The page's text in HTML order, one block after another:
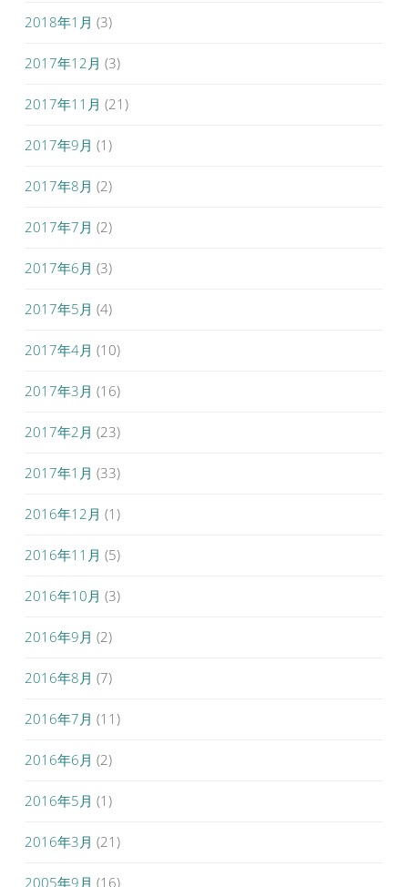
2018年1月 (3)
2017年12月 (3)
2017年11月 (21)
2017年9月 (1)
2017年8月 (2)
2017年7月 (2)
2017年6月 (3)
2017年5月 (4)
2017年4月 (10)
2017年3月 (16)
2017年2月 (23)
2017年1月 (33)
2016年12月 (1)
2016年11月 (5)
2016年10月 (3)
2016年9月 (2)
2016年8月 (7)
2016年7月 (11)
2016年6月 (2)
2016年5月 (1)
2016年3月 (21)
2005年9月 (16)